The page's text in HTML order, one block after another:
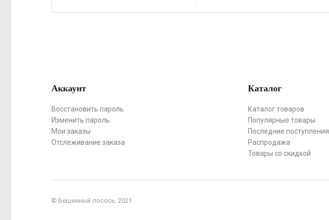
Аккаунт
Восстановить пароль
Изменить пароль
Мои заказы
Отслеживание заказа
Каталог
Каталог товаров
Популярные товары
Последние поступления
Распродажа
Товары со скидкой
© Бешенный лосось, 2021